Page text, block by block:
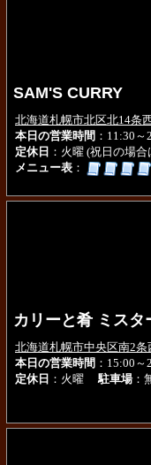
SAM'S CURRY
北海道札幌市北区北14条
本日の営業時間 ：11:30～
定休日 ：火曜 (祝日の場
メニュー表 ：
カリーと肴 ミスタ
北海道札幌市中央区南2
本日の営業時間 ：15:00～
定休日 ：火曜駐車場：